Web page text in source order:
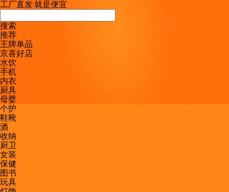
工厂直发·就是便宜
搜索
推荐
王牌单品
京喜好店
水饮
手机
内衣
厨具
母婴
个护
鞋靴
酒
收纳
厨卫
女装
保健
图书
玩具